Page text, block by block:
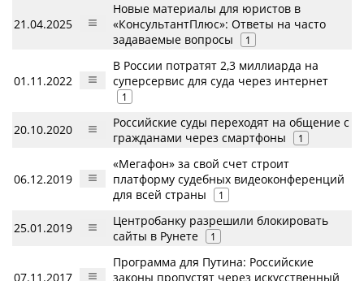
21.04.2025
Новые материалы для юристов в
«КонсультантПлюс»: Ответы на часто
задаваемые вопросы
1
01.11.2022
В России потратят 2,3 миллиарда на
суперсервис для суда через интернет
1
20.10.2020
Российские суды переходят на общение с
гражданами через смартфоны
1
06.12.2019
«Мегафон» за свой счет строит
платформу судебных видеоконференций
для всей страны
1
25.01.2019
Центробанку разрешили блокировать
сайты в Рунете
1
07.11.2017
Программа для Путина: Российские
законы пропустят через искусственный